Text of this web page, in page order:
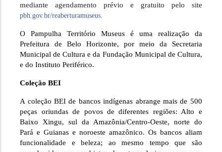
pbh.gov.br/reaberturamuseus.
O Pampulha Território Museus é uma realização da
Prefeitura de Belo Horizonte, por meio da Secretaria
Municipal de Cultura e da Fundação Municipal de Cultura,
e do Instituto Periférico.
Coleção BEI
A coleção BEI de bancos indígenas abrange mais de 500
peças oriundas de povos de diferentes regiões: Alto e
Baixo Xingu, sul da Amazônia/Centro-Oeste, norte do
Pará e Guianas e noroeste amazônico. Os bancos aliam
funcionalidade e beleza; ao mesmo tempo que são